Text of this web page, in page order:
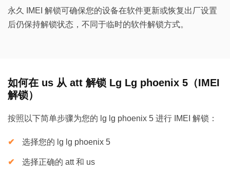
永久 IMEI 解锁可确保您的设备在软件更新或恢复出厂设置
后仍保持解锁状态，不同于临时的软件解锁方式。
如何在 us 从 att 解锁 Lg Lg phoenix 5（IMEI
解锁）
按照以下简单步骤为您的 lg lg phoenix 5 进行 IMEI 解锁：
选择您的 lg lg phoenix 5
选择正确的 att 和 us